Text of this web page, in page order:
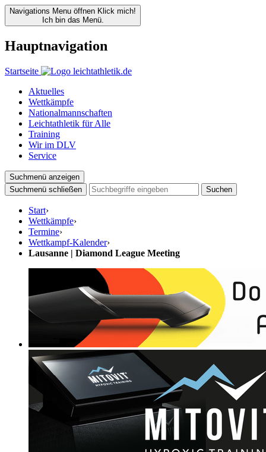
Navigations Menu öffnen Klick mich!
Ich bin das Menü.
Hauptnavigation
Startseite
Aktuelles
Wettkämpfe
Nationalmannschaften
Leichtathletik für Alle
Training
Wir im DLV
Service
Suchmenü anzeigen
Suchmenü schließen
Suchen
Start›
Wettkämpfe›
Termine›
Wettkampf-Kalender›
Lausanne | Diamond League Meeting